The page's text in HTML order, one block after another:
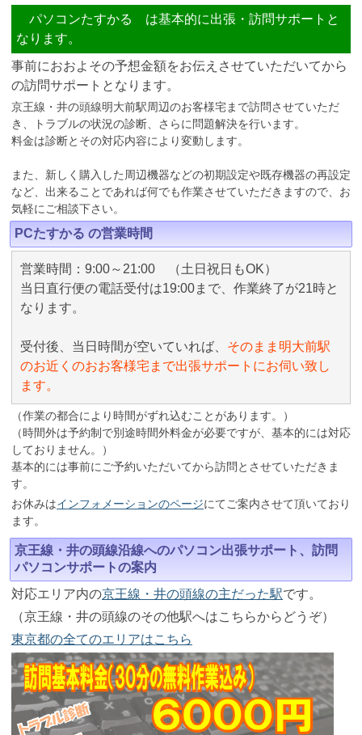
パソコンたすかる は基本的に出張・訪問サポートと
なります。
事前におおよその予想金額をお伝えさせていただいてから
の訪問サポートとなります。
京王線・井の頭線明大前駅周辺のお客様宅まで訪問させていただ
き、トラブルの状況の診断、さらに問題解決を行います。
料金は診断とその対応内容により変動します。
また、新しく購入した周辺機器などの初期設定や既存機器の再設定
など、出来ることであれば何でも作業させていただきますので、お
気軽にご相談下さい。
PCたすかる の営業時間
営業時間：9:00～21:00 （土日祝日もOK）
当日直行便の電話受付は19:00まで、作業終了が21時と
なります。
受付後、当日時間が空いていれば、 そのまま明大前駅
のお近くのおお客様宅まで出張サポートにお伺い致し
ます。
（作業の都合により時間がずれ込むことがあります。）
（時間外は予約制で別途時間外料金が必要ですが、基本的には対応
しておりません。）
基本的には事前にご予約いただいてから訪問とさせていただきま
す。
お休みはインフォメーションのページにてご案内させて頂いており
ます。
京王線・井の頭線沿線へのパソコン出張サポート、訪問
パソコンサポートの案内
対応エリア内の京王線・井の頭線の主だった駅です。
（京王線・井の頭線のその他駅へはこちらからどうぞ）
東京都の全てのエリアはこちら